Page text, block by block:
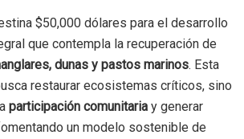
$50,000 dólares para el desarrollo
que contempla la recuperación de
dunas y pastos marinos. Esta
restaurar ecosistemas críticos, sino
participación comunitaria y generar
un modelo sostenible de